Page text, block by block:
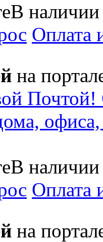
В наличии
Оплата
на
офиса,
В наличии
Оплата
на